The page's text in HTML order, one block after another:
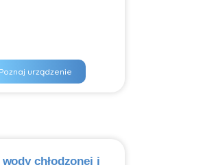
Poznaj urządzenie
chłodzonej i